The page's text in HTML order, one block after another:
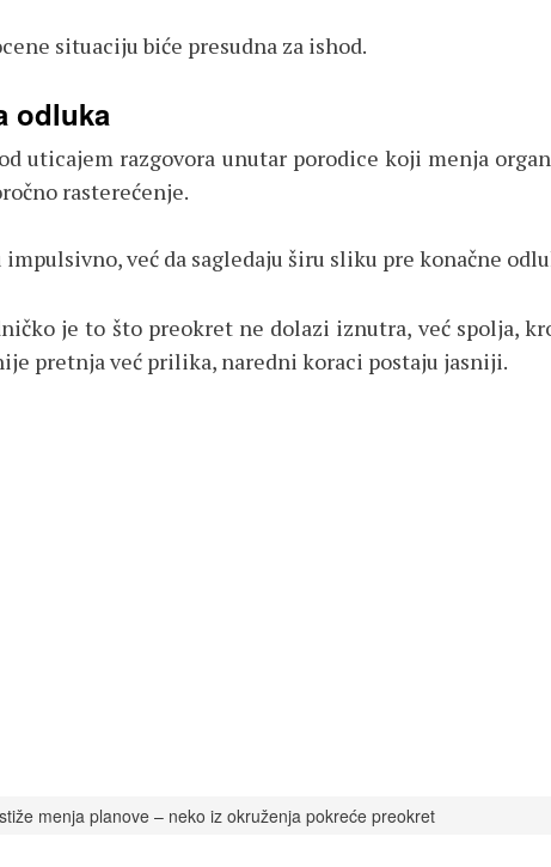
situaciju biće presudna za ishod.
odluka
uticajem razgovora unutar porodice koji menja
rasterećenje.
impulsivno, već da sagledaju širu sliku pre konačne
je to što preokret ne dolazi iznutra, već spolja,
pretnja već prilika, naredni koraci postaju jasniji.
menja planove – neko iz okruženja pokreće preokret